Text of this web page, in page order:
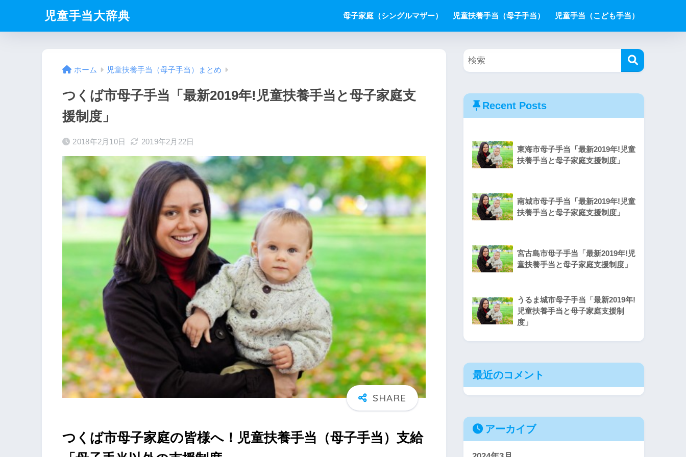
児童手当大辞典 母子家庭（シングルマザー） 児童扶養手当（母子手当） 児童手当（こども手当）
ホーム 児童扶養手当（母子手当）まとめ
つくば市母子手当「最新2019年!児童扶養手当と母子家庭支
援制度」
2018年2月10日 2019年2月22日
つくば市母子家庭の皆様へ！児童扶養手当（母子手当）支給
Recent Posts
東海市母子手当「最新2019年!児童
扶養手当と母子家庭支援制度」
南城市母子手当「最新2019年!児童
扶養手当と母子家庭支援制度」
宮古島市母子手当「最新2019年!児
童扶養手当と母子家庭支援制度」
うるま城市母子手当「最新2019年!
児童扶養手当と母子家庭支援制
度」
最近のコメント
アーカイブ